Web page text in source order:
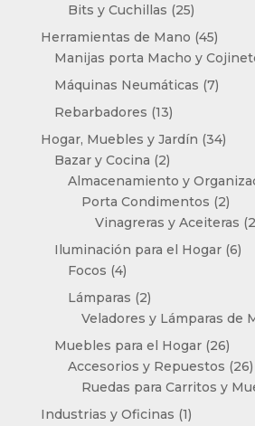
Bits y Cuchillas 2525
productos
Herramientas de Mano 4545
Manijas porta Macho y
Máquinas Neumáticas 77
Rebarbadores 1313
productos
Hogar, Muebles y Jardín 3434
Bazar y Cocina 22
productos
Almacenamiento y
Porta Condimentos 22
Vinagreras y Aceiteras 2
Iluminación para el Hogar 66
Focos 44
productos
Lámparas 22
productos
Veladores y Lámparas de
Muebles para el Hogar 2626
Accesorios y Repuestos 26
Ruedas para Carritos y
Industrias y Oficinas 11